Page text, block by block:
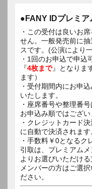
●FANY IDプレミ
・この受付は良いお
せん。一般発売前に
スです。(公演により
・1回のお申込で申込
『4枚まで』となりま
ます）
・受付期間内にお申
いたします。
・座席番号や整理番
お申込み順ではござい
・クレジットカード
に自動で決済されます
・手数料￥0となる
引取は、プレミアム
よりお選びいただけ
メンバーの方はご選
ださい。